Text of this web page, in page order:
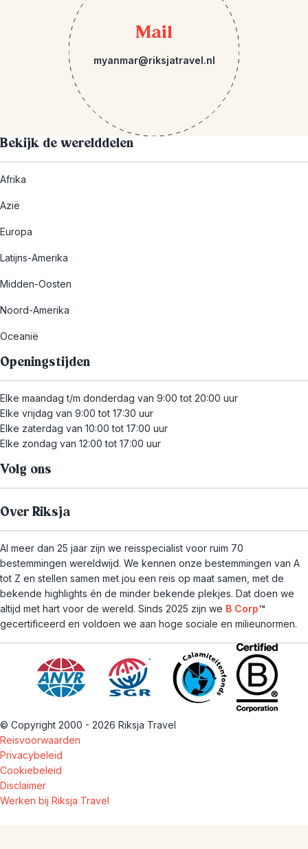
Mail
myanmar@riksjatravel.nl
Bekijk de werelddelen
Afrika
Azië
Europa
Latijns-Amerika
Midden-Oosten
Noord-Amerika
Oceanië
Openingstijden
Elke maandag t/m donderdag van 9:00 tot 20:00 uur
Elke vrijdag van 9:00 tot 17:30 uur
Elke zaterdag van 10:00 tot 17:00 uur
Elke zondag van 12:00 tot 17:00 uur
Volg ons
Over Riksja
Al meer dan 25 jaar zijn we reisspecialist voor ruim 70
bestemmingen wereldwijd. We kennen onze bestemmingen van A
tot Z en stellen samen met jou een reis op maat samen, met de
bekende highlights én de minder bekende plekjes. Dat doen we
altijd met hart voor de wereld. Sinds 2025 zijn we B Corp™
gecertificeerd en voldoen we aan hoge sociale en milieunormen.
© Copyright 2000 - 2026 Riksja Travel
Reisvoorwaarden
Privacybeleid
Cookiebeleid
Disclaimer
Werken bij Riksja Travel